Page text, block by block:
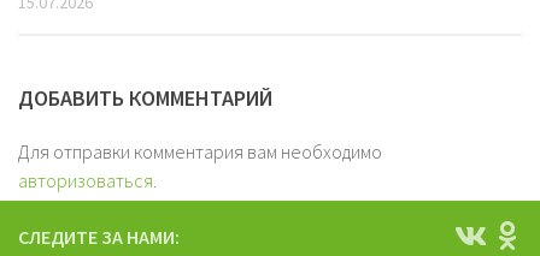
ДОБАВИТЬ КОММЕНТАРИЙ
Для отправки комментария вам необходимо
авторизоваться.
СЛЕДИТЕ ЗА НАМИ: